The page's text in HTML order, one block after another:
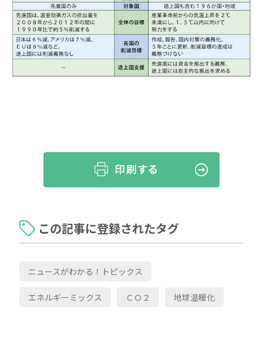
この記事に登録されたタグ
ニュースがわかる！トピックス
エネルギーミックス ＣＯ２ 地球温暖化